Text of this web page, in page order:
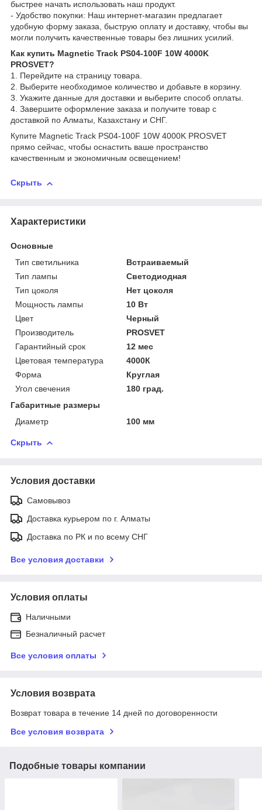
быстрее начать использовать наш продукт.
- Удобство покупки: Наш интернет-магазин предлагает
удобную форму заказа, быструю оплату и доставку, чтобы вы
могли получить качественные товары без лишних усилий.
Как купить Magnetic Track PS04-100F 10W 4000K
PROSVET?
1. Перейдите на страницу товара.
2. Выберите необходимое количество и добавьте в корзину.
3. Укажите данные для доставки и выберите способ оплаты.
4. Завершите оформление заказа и получите товар с
доставкой по Алматы, Казахстану и СНГ.
Купите Magnetic Track PS04-100F 10W 4000K PROSVET
прямо сейчас, чтобы оснастить ваше пространство
качественным и экономичным освещением!
Скрыть
Характеристики
Основные
Тип светильника
Встраиваемый
Тип лампы
Светодиодная
Тип цоколя
Нет цоколя
Мощность лампы
10 Вт
Цвет
Черный
Производитель
PROSVET
Гарантийный срок
12 мес
Цветовая температура
4000К
Форма
Круглая
Угол свечения
180 град.
Габаритные размеры
Диаметр
100 мм
Скрыть
Условия доставки
Самовывоз
Доставка курьером по г. Алматы
Доставка по РК и по всему СНГ
Все условия доставки
Условия оплаты
Наличными
Безналичный расчет
Все условия оплаты
Условия возврата
Возврат товара в течение 14 дней по договоренности
Все условия возврата
Подобные товары компании